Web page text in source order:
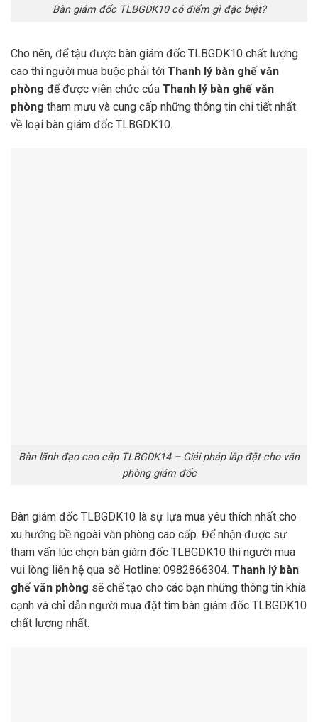
Bàn giám đốc TLBGDK10 có điểm gì đặc biệt?
Cho nên, để tậu được bàn giám đốc TLBGDK10 chất lượng
cao thì người mua buộc phải tới Thanh lý bàn ghế văn
phòng để được viên chức của Thanh lý bàn ghế văn
phòng tham mưu và cung cấp những thông tin chi tiết nhất
về loại bàn giám đốc TLBGDK10.
Bàn lãnh đạo cao cấp TLBGDK14 – Giải pháp lắp đặt cho văn
phòng giám đốc
Bàn giám đốc TLBGDK10 là sự lựa mua yêu thích nhất cho
xu hướng bề ngoài văn phòng cao cấp. Để nhận được sự
tham vấn lúc chọn bàn giám đốc TLBGDK10 thì người mua
vui lòng liên hệ qua số Hotline: 0982866304. Thanh lý bàn
ghế văn phòng sẽ chế tạo cho các bạn những thông tin khía
cạnh và chỉ dẫn người mua đặt tìm bàn giám đốc TLBGDK10
chất lượng nhất.